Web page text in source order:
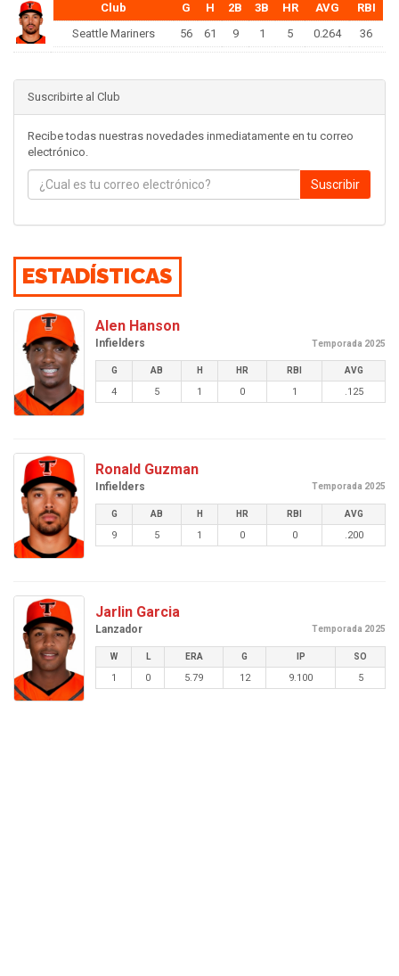
Club G H 2B 3B HR AVG
RBI
Seattle Mariners
56 61 9 1 5 0.264 36
Suscribirte al Club
Recibe todas nuestras novedades inmediatamente en tu correo
electrónico.
Suscribir
ESTADÍSTICAS
Alen Hanson
Infielders Temporada 2025
G AB H HR RBI AVG
4 5 1 0 1 .125
Ronald Guzman
Infielders Temporada 2025
G AB H HR RBI AVG
9 5 1 0 0 .200
Jarlin Garcia
Lanzador Temporada 2025
W L ERA G IP SO
1 0 5.79 12 9.100 5